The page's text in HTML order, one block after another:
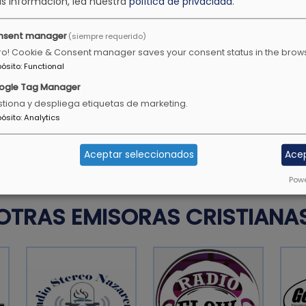
Proverbios 3:11
debes ser un
la conversación, en
Salmos 92:14
EMISORAS
manager(siempre requerido)
Cookie & Consent manager saves your consent status in the
:Functional
Tag Manager
y despliega etiquetas de marketing.
:Analytics
Aceptar seleccionados